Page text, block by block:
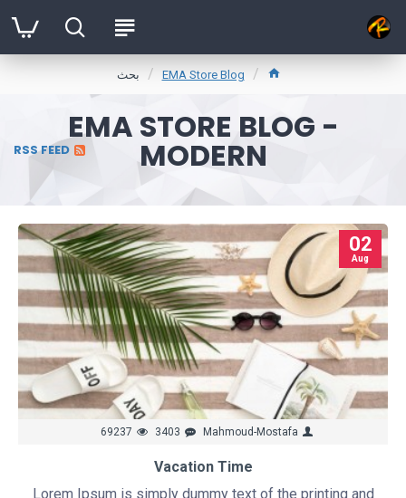
EMA Store Blog بحث
EMA STORE BLOG -
MODERN
RSS FEED
02
Aug
Mahmoud-Mostafa
3403
69237
Vacation Time
Lorem Ipsum is simply dummy text of the printing and